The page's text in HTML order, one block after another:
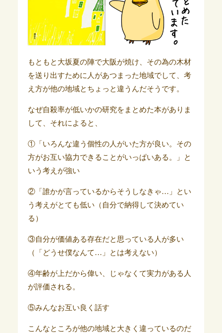
もともと大坂夏の陣で大阪が焼け、その為の木材
を送り出すために人があつまった地域でして、考
え方が他の地域とちょっと違うんだそうです。
なぜ自殺率が低いかの研究をまとめた本がありま
して、それによると、
①「いろんな違う個性の人がいた方が良い。その
方がお互い協力できることがいっぱいある。」と
いう考えが強い
②「誰かが言っているからそうしなきゃ…」とい
う考えがとても低い（自分で納得して決めてい
る）
③自分が価値ある存在だと思っている人が多い
（「どうせ僕なんて…」とは考えない）
④年齢が上だから偉い、じゃなくて実力がある人
が評価される。
⑤みんなお互い良く話す
こんなところが他の地域と大きく違っているのだ